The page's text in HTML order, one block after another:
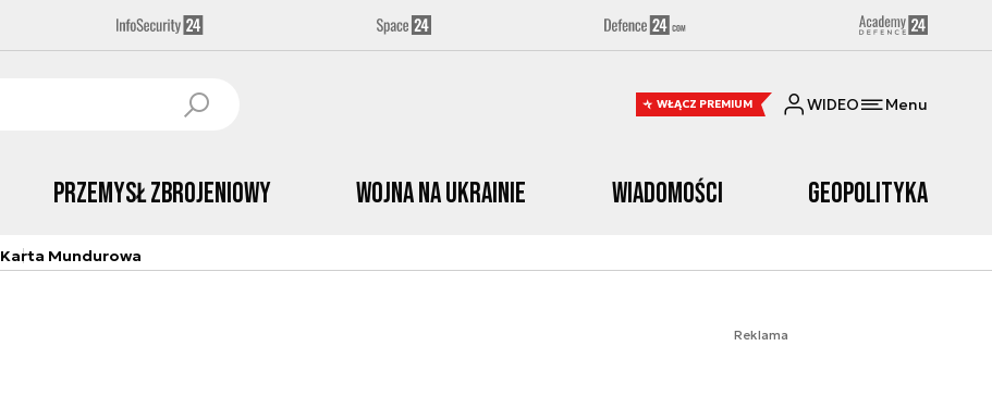
WŁĄCZ PREMIUM WIDEO Menu
Przemysł Zbrojeniowy Wojna na Ukrainie Wiadomości Geopolityka
Karta Mundurowa
Reklama